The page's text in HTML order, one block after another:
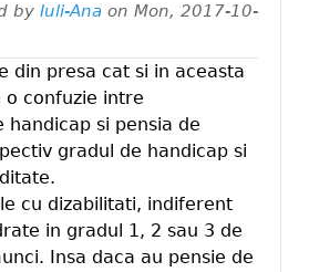
by Iuli-Ana on Mon, 2017-10-
din presa cat si in aceasta
o confuzie intre
handicap si pensia de
gradul de handicap si
cu dizabilitati, indiferent
in gradul 1, 2 sau 3 de
Insa daca au pensie de